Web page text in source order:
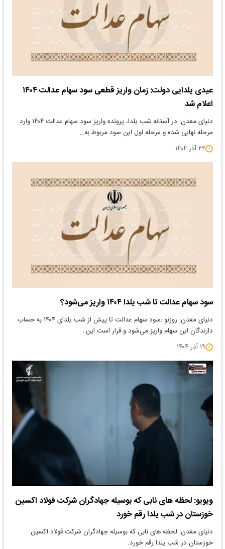
عیدی یلدایی دولت: زمان واریز قطعی سود سهام عدالت ۱۴۰۴
اعلام شد
دنیای معدن: در آستانه شب یلدا، پرونده واریز سود سهام عدالت ۱۴۰۴ وارد
مرحله نهایی شده و مرحله اول این سود مربوط به…
۲۲ آذر ۱۴۰۴
سود سهام عدالت تا شب یلدا ۱۴۰۴ واریز می‌شود؟
دنیای معدن: روزنو :سود سهام عدالت تا پیش از شب یلدای ۱۴۰۴ به حساب
دارندگان این سهام واریز می‌شود و قرار است این…
۱۹ آذر ۱۴۰۴
ویویو: لحظه های نابی که بوسیله جهادگران شرکت فولاد اکسین
خوزستان در شب یلدا رقم خورد
دنیای معدن: لحظه های نابی که بوسیله جهادگران شرکت فولاد اکسین
خوزستان در شب یلدا رقم خورد.